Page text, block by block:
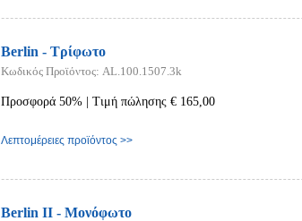
Berlin - Τρίφωτο
Κωδικός Προϊόντος: AL.100.1507.3k
Προσφορά 50% | Τιμή πώλησης € 165,00
Λεπτομέρειες προϊόντος >>
Berlin II - Μονόφωτο